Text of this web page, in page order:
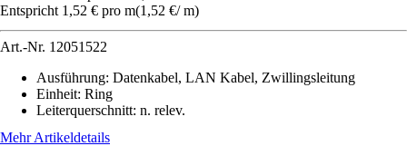
Entspricht 1,52 € pro m(1,52 €/ m)
Art.-Nr. 12051522
Ausführung: Datenkabel, LAN Kabel, Zwillingsleitung
Einheit: Ring
Leiterquerschnitt: n. relev.
Mehr Artikeldetails